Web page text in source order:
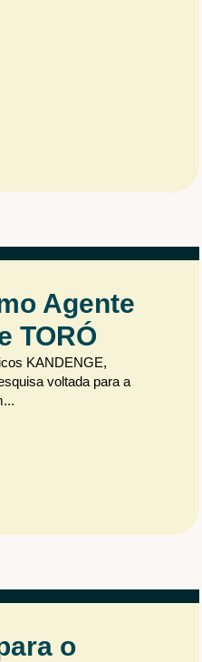
Agente
TORÓ
KANDENGE,
voltada para a
o